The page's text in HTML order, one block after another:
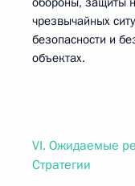
чрезвычайных
безопасности и
объектах.
VI. Ожидаемые
Стратегии